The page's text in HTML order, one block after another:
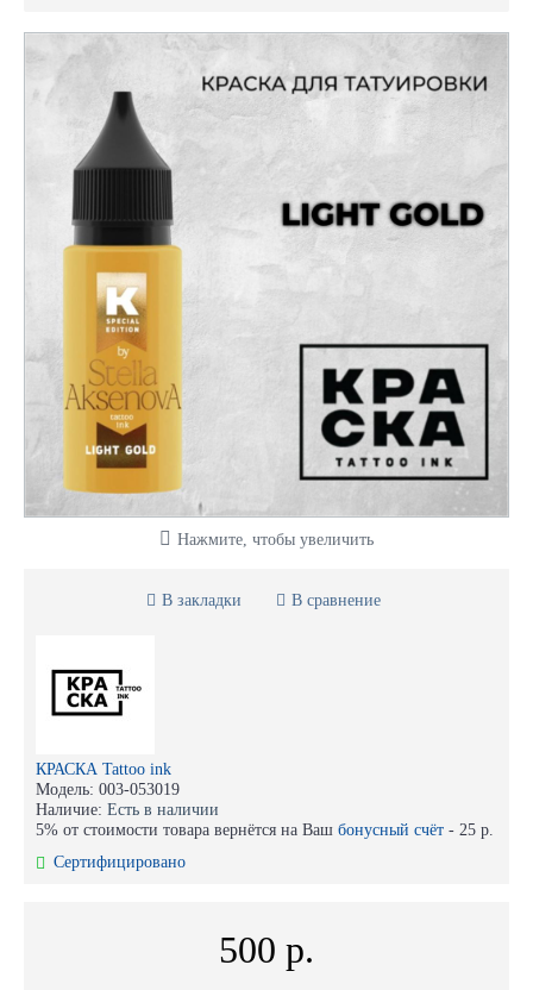
Нажмите, чтобы увеличить
В закладки В сравнение
КРАСКА Tattoo ink
Модель: 003-053019
Наличие: Есть в наличии
5% от стоимости товара вернётся на Ваш бонусный счёт - 25 р.
Сертифицировано
500 р.